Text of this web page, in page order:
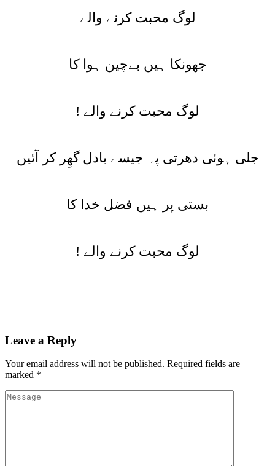
لوگ محبت کرنے والے
جھونکا ہیں بےچین ہوا کا
لوگ محبت کرنے والے !
جلی ہوئی دھرتی پہ جیسے بادل گھِر کر آئیں
بستی پر ہیں فضل خدا کا
لوگ محبت کرنے والے !
Leave a Reply
Your email address will not be published. Required fields are
marked *